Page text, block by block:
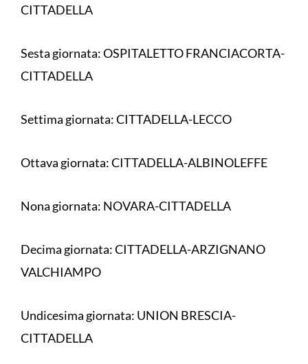
CITTADELLA
Sesta giornata: OSPITALETTO FRANCIACORTA-
CITTADELLA
Settima giornata: CITTADELLA-LECCO
Ottava giornata: CITTADELLA-ALBINOLEFFE
Nona giornata: NOVARA-CITTADELLA
Decima giornata: CITTADELLA-ARZIGNANO
VALCHIAMPO
Undicesima giornata: UNION BRESCIA-
CITTADELLA